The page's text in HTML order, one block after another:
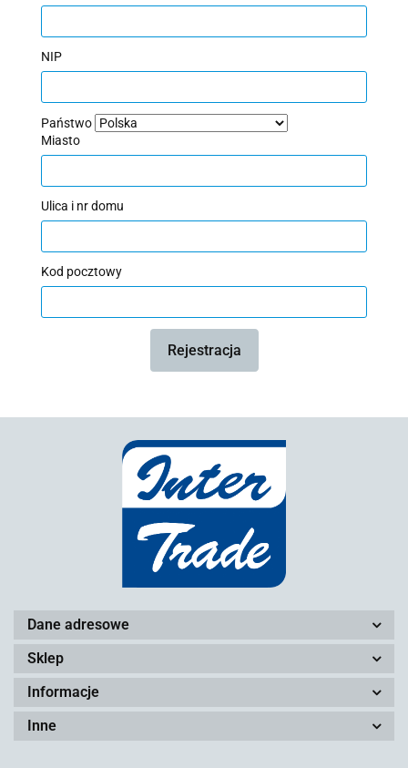
NIP
Państwo
Miasto
Ulica i nr domu
Kod pocztowy
Rejestracja
Dane adresowe
Sklep
Informacje
Inne